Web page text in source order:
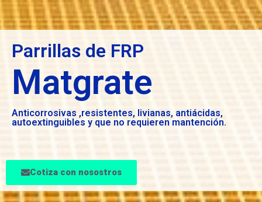
Parrillas de FRP
Matgrate
Anticorrosivas ,resistentes, livianas, antiácidas,
autoextinguibles y que no requieren mantención.
Cotiza con nosostros